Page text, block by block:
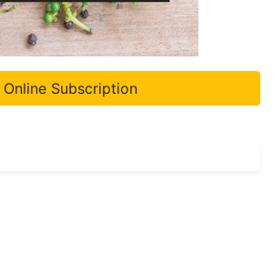
Online Subscription